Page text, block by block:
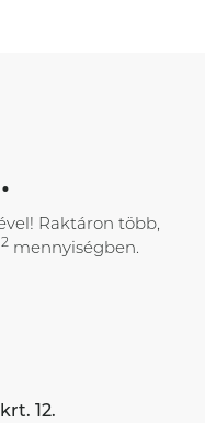
Raktáron több,
2 mennyiségben.
12.